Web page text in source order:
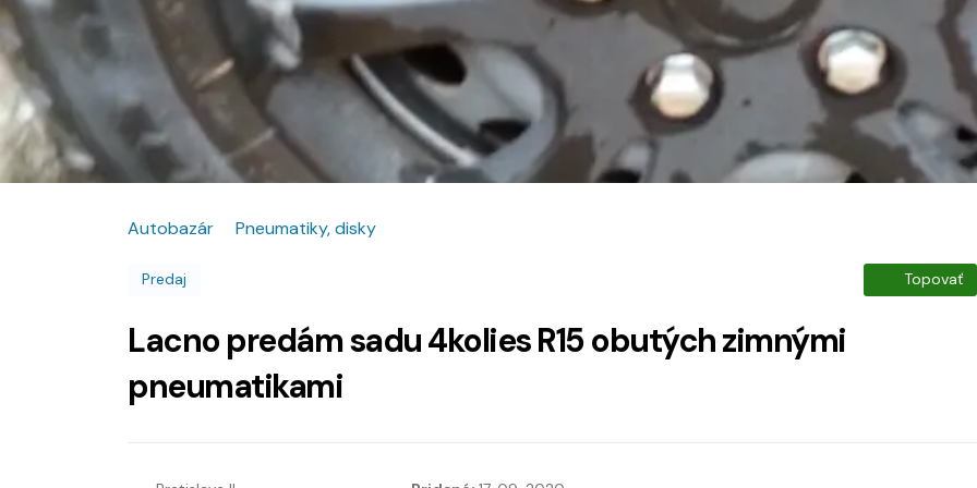
Autobazár Pneumatiky, disky
Predaj Topovať
Lacno predám sadu 4kolies R15 obutých zimnými
pneumatikami